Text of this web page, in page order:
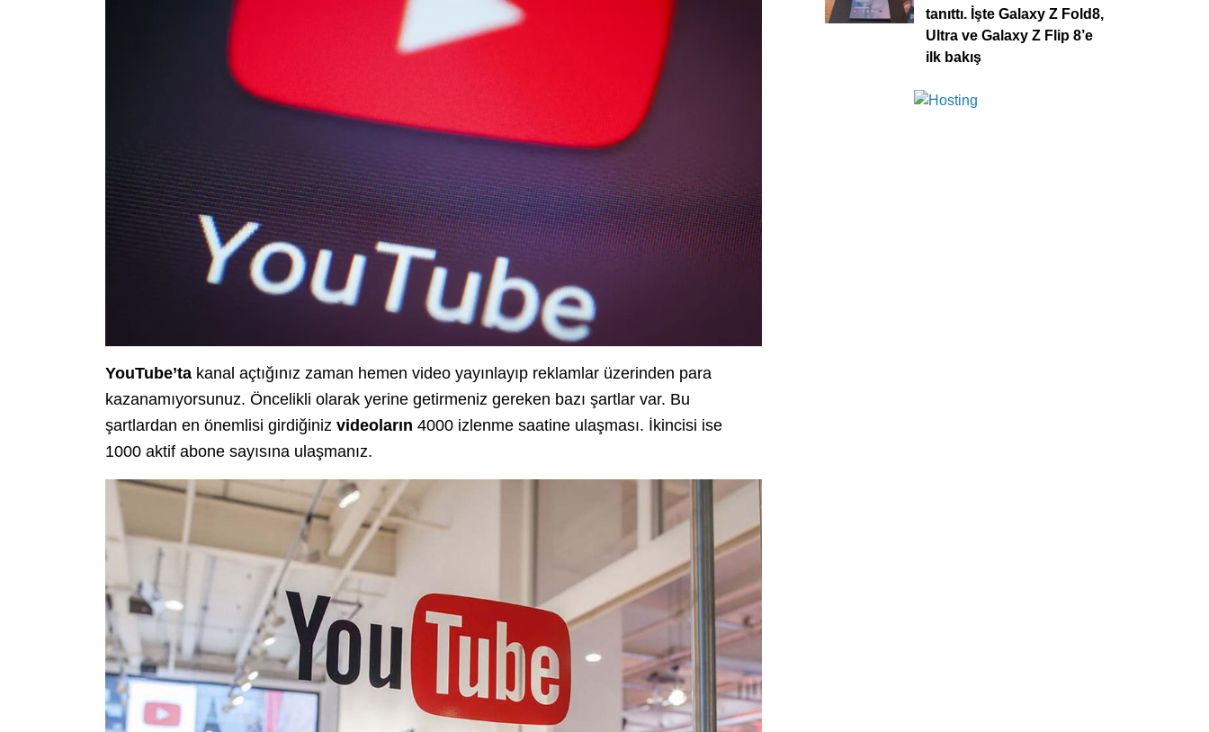
YouTube’ta kanal açtığınız zaman hemen video yayınlayıp reklamlar üzerinden para
kazanamıyorsunuz. Öncelikli olarak yerine getirmeniz gereken bazı şartlar var. Bu
şartlardan en önemlisi girdiğiniz videoların 4000 izlenme saatine ulaşması. İkincisi ise
1000 aktif abone sayısına ulaşmanız.
tanıttı. İşte Galaxy Z Fold8,
Ultra ve Galaxy Z Flip 8’e
ilk bakış